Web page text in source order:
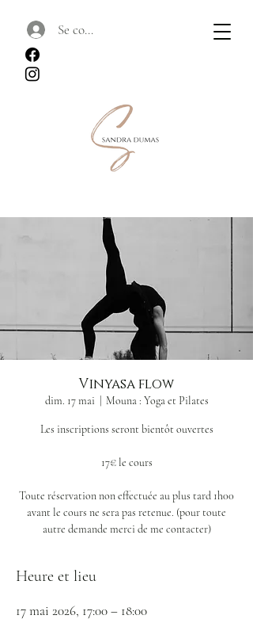
Se connecter
Vinyasa flow
dim. 17 mai Mouna : Yoga et Pilates
Les inscriptions seront bientôt ouvertes
17€ le cours
Toute réservation non effectuée au plus tard 1h00
avant le cours ne sera pas retenue. (pour toute
autre demande merci de me contacter)
Heure et lieu
17 mai 2026, 17:00 – 18:00